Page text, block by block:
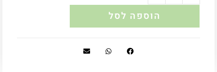
הוספה לסל